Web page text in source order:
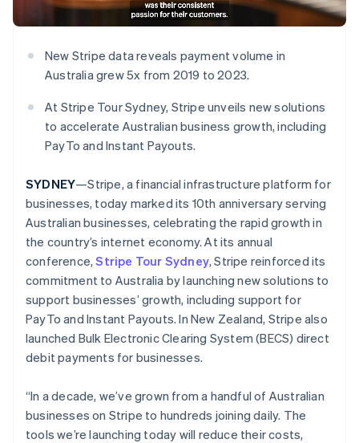
Betrugsprävention
Atlas
Climate
CO₂-Entnahme
Identity
Online-Identitätsprüfung
Stripe-Sessions 2026
Erfahren Sie, wie Stripe Lösungen für die
Jetzt ansehen
Ecosystem
Stripe App-Marktplatz
New Stripe data reveals payment volume in
Australia grew 5x from 2019 to 2023.
At Stripe Tour Sydney, Stripe unveils new solutions
to accelerate Australian business growth, including
PayTo and Instant Payouts.
SYDNEY—Stripe, a financial infrastructure platform for
businesses, today marked its 10th anniversary serving
Australian businesses, celebrating the rapid growth in
the country’s internet economy. At its annual
conference,Stripe Tour Sydney, Stripe reinforced its
commitment to Australia by launching new solutions to
support businesses’ growth, including support for
PayTo and Instant Payouts. In New Zealand, Stripe also
launched Bulk Electronic Clearing System (BECS) direct
debit payments for businesses.
“In a decade, we’ve grown from a handful of Australian
businesses on Stripe to hundreds joining daily. The
tools we’re launching today will reduce their costs,